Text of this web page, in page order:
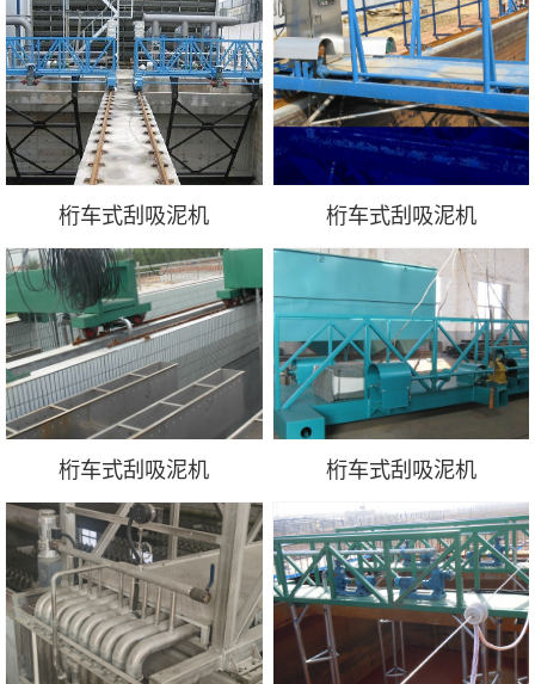
桁车式刮吸泥机 桁车式刮吸泥机
桁车式刮吸泥机 桁车式刮吸泥机